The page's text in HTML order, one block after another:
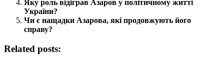
Яку роль відіграв Азаров у політичному житті
України?
Чи є нащадки Азарова, які продовжують його
справу?
Related posts: